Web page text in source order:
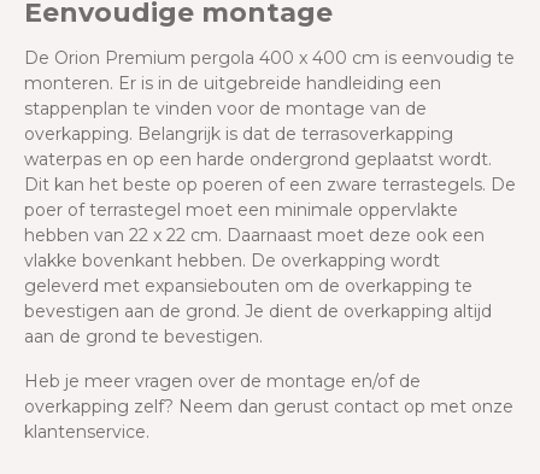
Eenvoudige montage
De Orion Premium pergola 400 x 400 cm is eenvoudig te
monteren. Er is in de uitgebreide handleiding een
stappenplan te vinden voor de montage van de
overkapping. Belangrijk is dat de terrasoverkapping
waterpas en op een harde ondergrond geplaatst wordt.
Dit kan het beste op poeren of een zware terrastegels. De
poer of terrastegel moet een minimale oppervlakte
hebben van 22 x 22 cm. Daarnaast moet deze ook een
vlakke bovenkant hebben. De overkapping wordt
geleverd met expansiebouten om de overkapping te
bevestigen aan de grond. Je dient de overkapping altijd
aan de grond te bevestigen.
Heb je meer vragen over de montage en/of de
overkapping zelf? Neem dan gerust contact op met onze
klantenservice.